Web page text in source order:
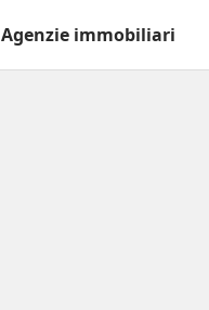
Agenzie immobiliari